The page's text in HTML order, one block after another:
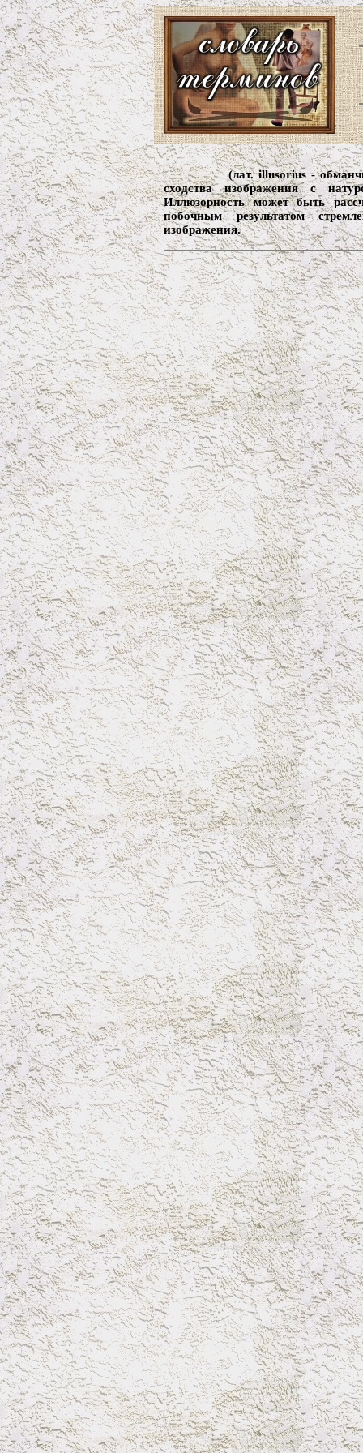
(лат. illusorius -
сходства изображения с
Иллюзорность может быть
побочным результатом
изображения.